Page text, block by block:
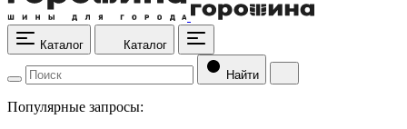
Каталог Каталог
Найти
Популярные запросы: